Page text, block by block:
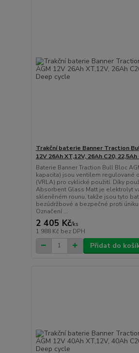
Trakční baterie Banner Traction
12V 26Ah XT,12V, 26Ah C20,
Baterie Banner Traction Bull Bloc
kapacita) jsou ventilem regulované
(VRLA) pro cyklické použití. Díky
Absorbent Glass Matt je elektrolyt
skleněném rounu, takže jsou tyto
bezúdržbové a bezpečné proti
Označení ...
2 405 Kč/ks
1 988 Kč bez DPH
Přidat do